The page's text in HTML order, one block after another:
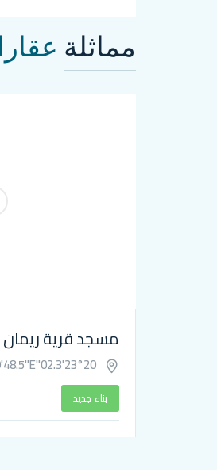
مماثلة
مسجد قرية ريمان
بناء جديد